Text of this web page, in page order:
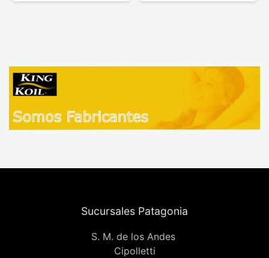
Sucursales Patagonia
S. M. de los Andes
Cipolletti